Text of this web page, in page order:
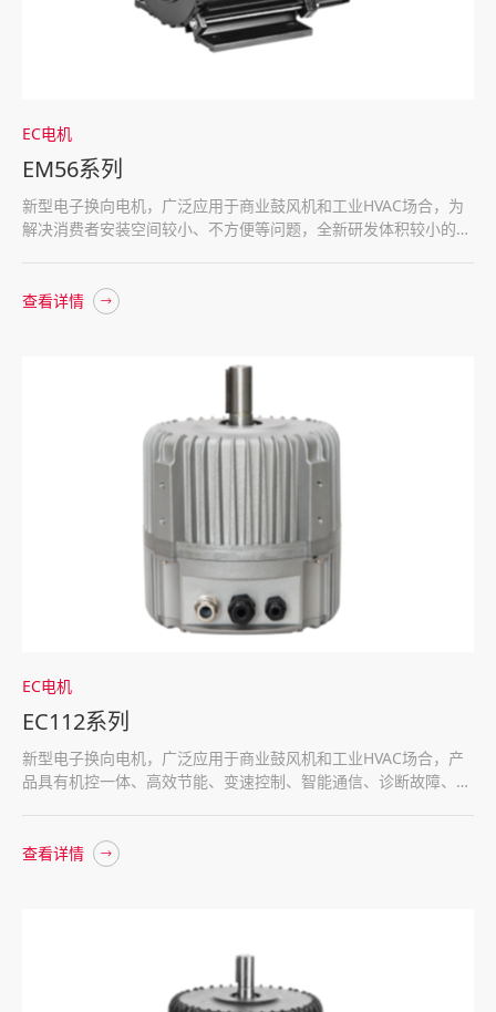
EC电机
EM56系列
新型电子换向电机，广泛应用于商业鼓风机和工业HVAC场合，为
解决消费者安装空间较小、不方便等问题，全新研发体积较小的
查看详情
EC电机
EC112系列
新型电子换向电机，广泛应用于商业鼓风机和工业HVAC场合，产
品具有机控一体、高效节能、变速控制、智能通信、诊断故障、安
查看详情